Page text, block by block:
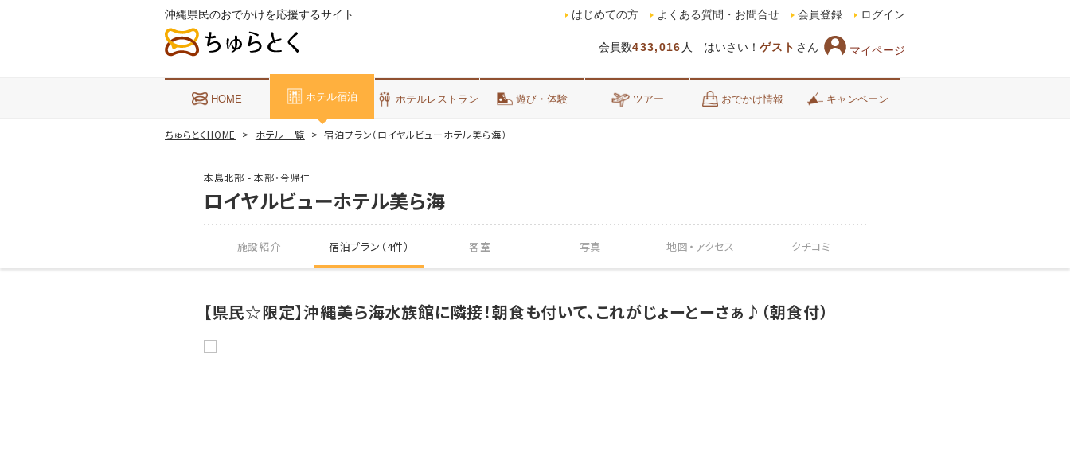
沖縄県民のおでかけを応援するサイト
会員数433,016 人 はいさい！ ゲスト さん マイページ
はじめての方 よくある質問・お問合せ 会員登録 ログイン
HOME ホテル宿泊 ホテルレストラン 遊び・体験 ツアー おでかけ情報 キャンペーン
ちゅらとくHOME ホテル一覧 宿泊プラン（ロイヤルビューホテル美ら海）
本島北部 - 本部・今帰仁
ロイヤルビューホテル美ら海
施設紹介 宿泊プラン（4件） 客室 写真 地図・ アクセス クチコミ
【県民☆限定】沖縄美ら海水族館に隣接！朝食も付いて、これがじょーとーさぁ♪（朝食付）